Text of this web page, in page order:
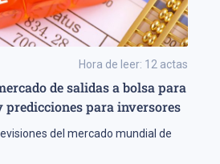
Hora de leer: 12 actas
de salidas a bolsa para
predicciones para inversores
del mercado mundial de